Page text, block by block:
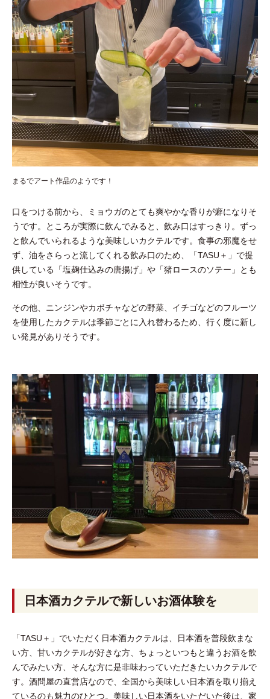
まるでアート作品のようです！
口をつける前から、ミョウガのとても爽やかな香りが癖になりそ
うです。ところが実際に飲んでみると、飲み口はすっきり。ずっ
と飲んでいられるような美味しいカクテルです。食事の邪魔をせ
ず、油をさらっと流してくれる飲み口のため、「TASU＋」で提
供している「塩麹仕込みの唐揚げ」や「猪ロースのソテー」とも
相性が良いそうです。
その他、ニンジンやカボチャなどの野菜、イチゴなどのフルーツ
を使用したカクテルは季節ごとに入れ替わるため、行く度に新し
い発見がありそうです。
日本酒カクテルで新しいお酒体験を
「TASU＋」でいただく日本酒カクテルは、日本酒を普段飲まな
い方、甘いカクテルが好きな方、ちょっといつもと違うお酒を飲
んでみたい方、そんな方に是非味わっていただきたいカクテルで
す。酒問屋の直営店なので、全国から美味しい日本酒を取り揃え
ているのも魅力のひとつ。美味しい日本酒をいただいた後は、家